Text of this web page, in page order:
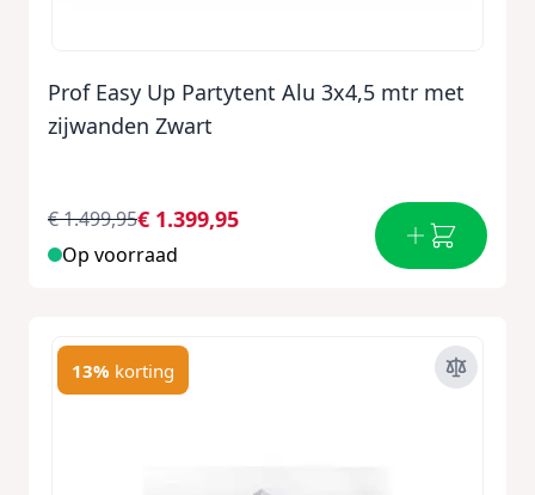
Prof Easy Up Partytent Alu 3x4,5 mtr met
zijwanden Zwart
€ 1.399,95
€ 1.499,95
Op voorraad
13% korting